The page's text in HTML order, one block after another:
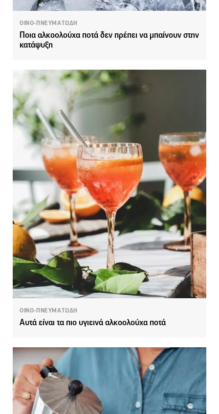
ΟΙΝΟ-ΠΝΕΥΜΑΤΩΔΗ
Ποια αλκοολούχα ποτά δεν πρέπει να μπαίνουν στην
κατάψυξη
ΟΙΝΟ-ΠΝΕΥΜΑΤΩΔΗ
Αυτά είναι τα πιο υγιεινά αλκοολούχα ποτά